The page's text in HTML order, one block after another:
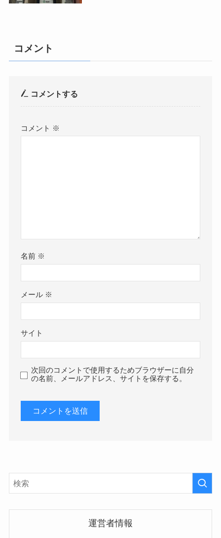
コメント
コメントする
コメント ※
名前 ※
メール ※
サイト
次回のコメントで使用するためブラウザーに自分
の名前、メールアドレス、サイトを保存する。
運営者情報